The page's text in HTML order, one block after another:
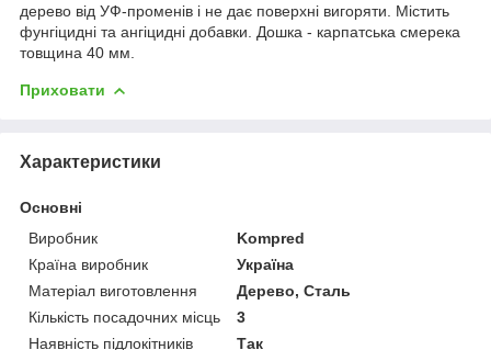
дерево від УФ-променів і не дає поверхні вигоряти. Містить
фунгіцидні та ангіцидні добавки. Дошка - карпатська смерека
товщина 40 мм.
Приховати
Характеристики
Основні
Виробник
Kompred
Країна виробник
Україна
Матеріал виготовлення
Дерево, Сталь
Кількість посадочних місць
3
Наявність підлокітників
Так